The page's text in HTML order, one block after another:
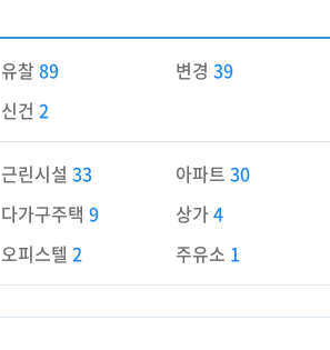
유찰 89 변경39
신건 2
근린시설 33 아파트30
다가구주택 9 상가4
오피스텔 2 주유소 1